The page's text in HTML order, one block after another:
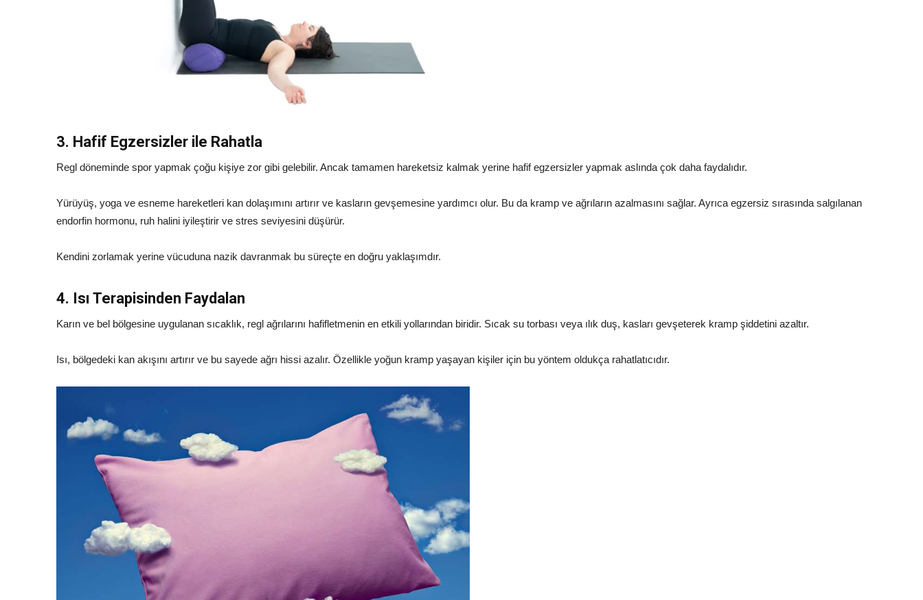
3. Hafif Egzersizler ile Rahatla
Regl döneminde spor yapmak çoğu kişiye zor gibi gelebilir. Ancak tamamen hareketsiz kalmak yerine hafif egzersizler yapmak aslında çok daha faydalıdır.
Yürüyüş, yoga ve esneme hareketleri kan dolaşımını artırır ve kasların gevşemesine yardımcı olur. Bu da kramp ve ağrıların azalmasını sağlar. Ayrıca egzersiz sırasında salgılanan
endorfin hormonu, ruh halini iyileştirir ve stres seviyesini düşürür.
Kendini zorlamak yerine vücuduna nazik davranmak bu süreçte en doğru yaklaşımdır.
4. Isı Terapisinden Faydalan
Karın ve bel bölgesine uygulanan sıcaklık, regl ağrılarını hafifletmenin en etkili yollarından biridir. Sıcak su torbası veya ılık duş, kasları gevşeterek kramp şiddetini azaltır.
Isı, bölgedeki kan akışını artırır ve bu sayede ağrı hissi azalır. Özellikle yoğun kramp yaşayan kişiler için bu yöntem oldukça rahatlatıcıdır.